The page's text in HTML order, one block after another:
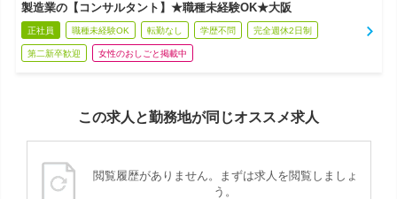
製造業の【コンサルタント】★職種未経験OK★大阪
正社員 職種未経験OK 転勤なし 学歴不問 完全週休2日制
第二新卒歓迎 女性のおしごと掲載中
この求人と勤務地が同じオススメ求人
閲覧履歴がありません。まずは求人を閲覧しましょ
う。